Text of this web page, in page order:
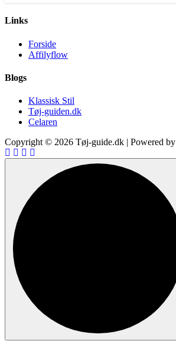
Links
Forside
Affilyflow
Blogs
Klassisk Stil
Tøj-guiden.dk
Celaren
Copyright © 2026 Tøj-guide.dk | Powered by